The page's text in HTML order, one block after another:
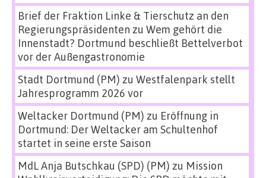
Brief der Fraktion Linke & Tierschutz an den
Regierungspräsidenten zu Wem gehört die
Innenstadt? Dortmund beschließt Bettelverbot
vor der Außengastronomie
Stadt Dortmund (PM) zu Westfalenpark stellt
Jahresprogramm 2026 vor
Weltacker Dortmund (PM) zu Eröffnung in
Dortmund: Der Weltacker am Schultenhof
startet in seine erste Saison
MdL Anja Butschkau (SPD) (PM) zu Mission